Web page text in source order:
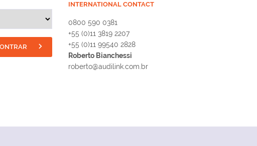
INTERNATIONAL CONTACT
0800 590 0381
+55 (0)11 3819 2207
+55 (0)11 99540 2828
Roberto Bianchessi
roberto@audilink.com.br